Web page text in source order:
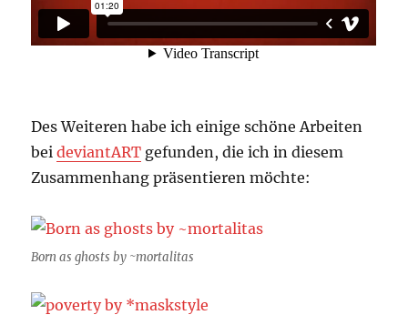
Des Weiteren habe ich einige schöne Arbeiten
beideviantART gefunden, die ich in diesem
Zusammenhang präsentieren möchte:
Born as ghosts by ~mortalitas